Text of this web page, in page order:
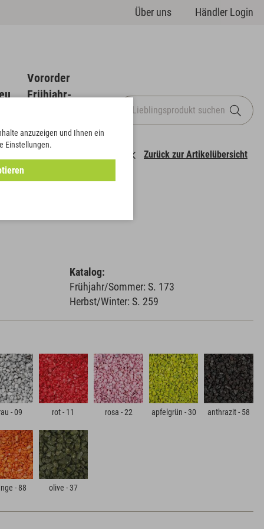
Über uns Händler Login
Vororder
Frühjahr-
Zurück zur Artikelübersicht
Katalog:
Frühjahr/Sommer: S. 173
Herbst/Winter: S. 259
- 09 rot - 11 rosa - 22 apfelgrün - 30 anthrazit - 58
- 88 olive - 37
anzuzeigen und Ihnen ein
Einstellungen.